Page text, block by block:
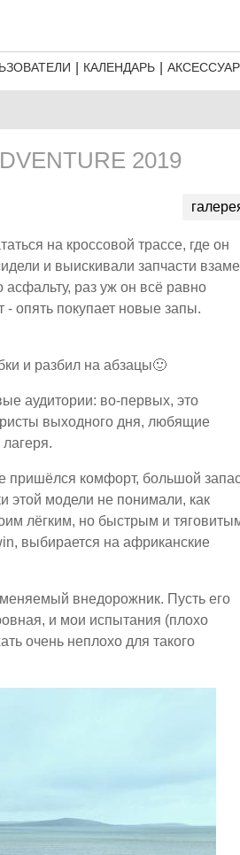
КАЛЕНДАРЬ
2019
на кроссовой трассе, где он
и выискивали запчасти
раз уж он всё равно
опять покупает новые запы.
и разбил на абзацы🙂
аудитории: во-первых, это
выходного дня, любящие
пришёлся комфорт, большой
этой модели не понимали, как
лёгким, но быстрым и
выбирается на африканские
внедорожник. Пусть его
и мои испытания (плохо
очень неплохо для такого